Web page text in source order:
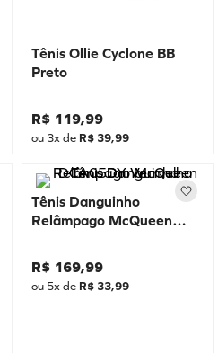
Tênis Ollie Cyclone BB
Preto
R$ 119,99
ou 3x de R$ 39,99
Tênis Danguinho
Relâmpago McQueen
R$ 169,99
ou 5x de R$ 33,99